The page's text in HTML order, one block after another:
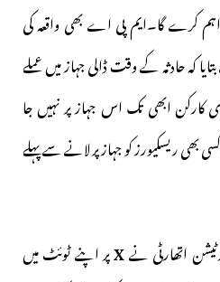
کرے گا۔ایم پی اے بھی واقعہ کی
کہ حادثہ کے وقت ڈالی جہاز میں عملے
کارکن ابھی تک اس جہاز پر نہیں جا
بھی ریسکیورز کو جہاز پر لانے سے پہلے
اتھارٹی نےXپر اپنے ٹوئٹ میں